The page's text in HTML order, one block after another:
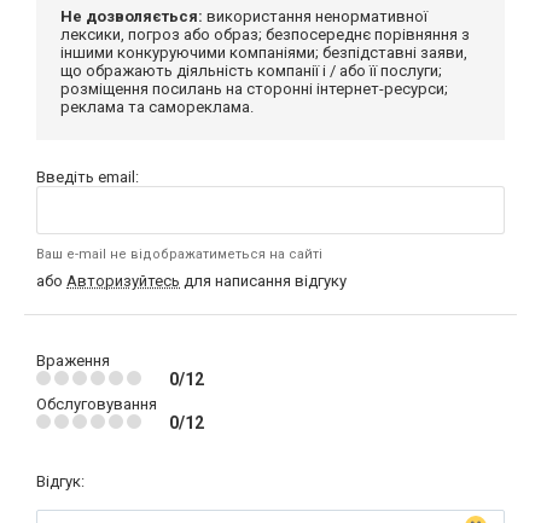
Не дозволяється: використання ненормативної
лексики, погроз або образ; безпосереднє порівняння з
іншими конкуруючими компаніями; безпідставні заяви,
що ображають діяльність компанії і / або її послуги;
розміщення посилань на сторонні інтернет-ресурси;
реклама та самореклама.
Введіть email:
Ваш e-mail не відображатиметься на сайті
або Авторизуйтесь для написання відгуку
Враження
0/12
Обслуговування
0/12
Відгук: